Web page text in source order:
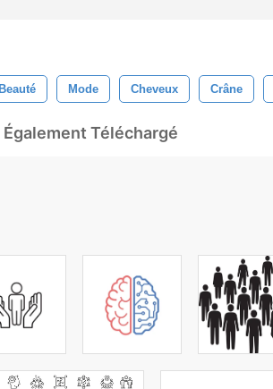
Beauté Mode Cheveux Crâne
Téléchargé